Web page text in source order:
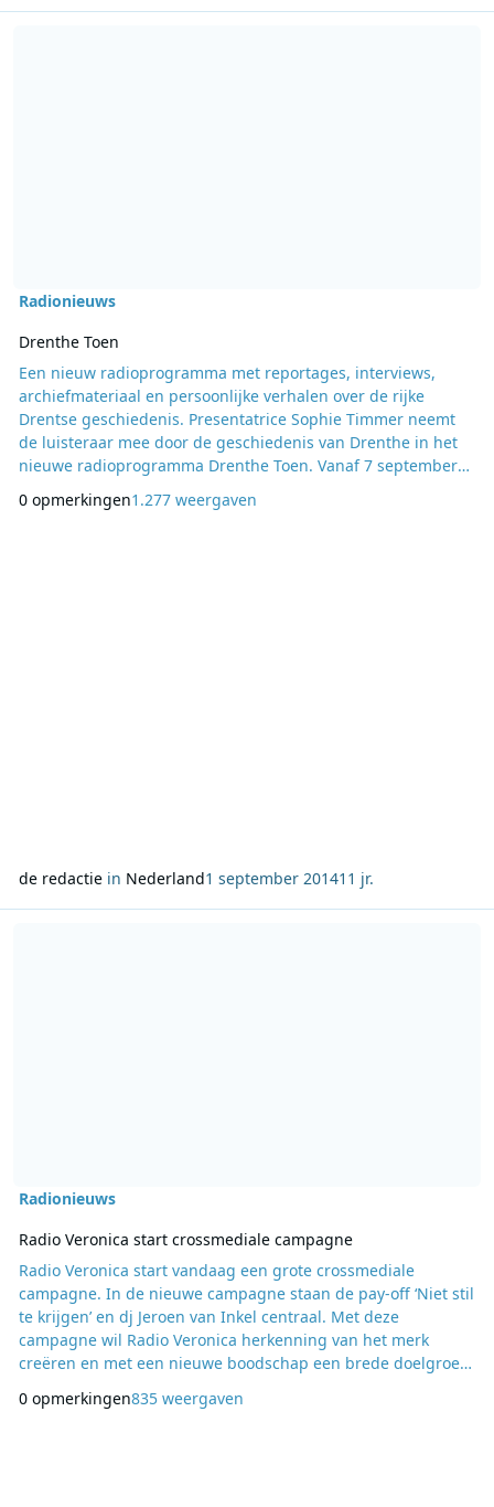
Radionieuws
Drenthe Toen
Een nieuw radioprogramma met reportages, interviews,
archiefmateriaal en persoonlijke verhalen over de rijke
Drentse geschiedenis. Presentatrice Sophie Timmer neemt
de luisteraar mee door de geschiedenis van Drenthe in het
nieuwe radioprogramma Drenthe Toen. Vanaf 7 september
hoort u iedere zondag tussen 14:00 en 15:00 uur alles over
de geschiedenis van de provincie Drenthe. Het kunnen
0 opmerkingen1.277 weergaven
de redactiein Nederland1 september 201411 jr.
Radionieuws
Radio Veronica start crossmediale campagne
Radio Veronica start vandaag een grote crossmediale
campagne. In de nieuwe campagne staan de pay-off ‘Niet stil
te krijgen’ en dj Jeroen van Inkel centraal. Met deze
campagne wil Radio Veronica herkenning van het merk
creëren en met een nieuwe boodschap een brede doelgroep
bekende blauwe V van Radio Veronica in het middelpunt. In
0 opmerkingen835 weergaven